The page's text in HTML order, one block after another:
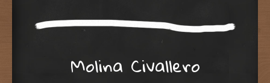
Molina Civallero